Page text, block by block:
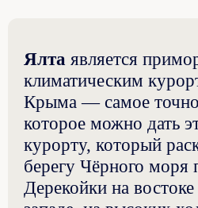
Ялта является
климатическим
Крыма — самое
которое можно дать
курорту, который
берегу Чёрного моря
Дерекойки на